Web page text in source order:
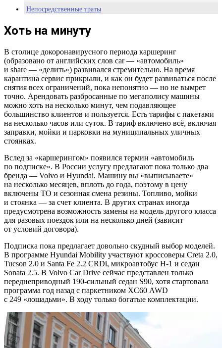
Непосредственные траты
Хоть на минуту
В столице докоронавирусного периода каршеринг
(образовано от английских слов car — «автомобиль»
и share — «делить») развивался стремительно. На время
карантина сервис прикрыли, и как он будет развиваться после
снятия всех ограничений, пока непонятно — но не вымрет
точно. Арендовать разбросанные по мегаполису машины
можно хоть на несколько минут, чем подавляющее
большинство клиентов и пользуется. Есть тарифы с пакетами
на несколько часов или суток. В тариф включено всё, включая
заправки, мойки и парковки на муниципальных уличных
стоянках.
Вслед за «каршерингом» появился термин «автомобиль
по подписке». В России услугу предлагают пока только два
бренда — Volvo и Hyundai. Машину вы «выписываете»
на несколько месяцев, вплоть до года, поэтому в цену
включены ТО и сезонная смена резины. Топливо, мойки
и стоянка — за счет клиента. В других странах иногда
предусмотрена возможность замены на модель другого класса
для разовых поездок или на несколько дней (зависит
от условий договора).
Подписка пока предлагает довольно скудный выбор моделей.
В программе Hyundai Mobility участвуют кроссоверы Creta 2.0,
Tucson 2.0 и Santa Fe 2.2 CRDi, микроавтобус Н‑1 и седан
Sonata 2.5. В Volvo Car Drive сейчас представлен только
переднеприводный 190‑сильный седан S90, хотя стартовала
программа год назад с паркетником XC60 AWD
с 249 «лошадьми». В ходу только богатые комплектации.